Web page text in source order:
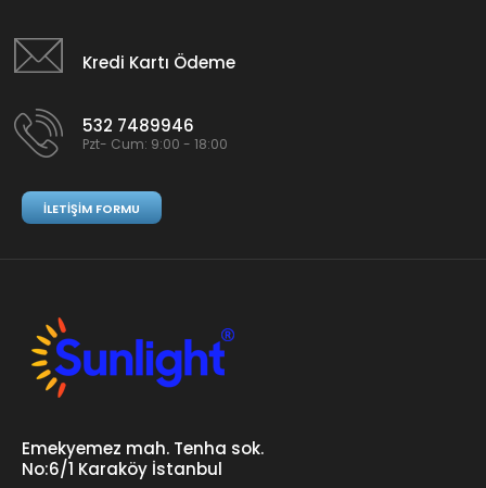
Kredi Kartı Ödeme
532 7489946
Pzt- Cum: 9:00 - 18:00
İLETIŞIM FORMU
Emekyemez mah. Tenha sok.
No:6/1 Karaköy İstanbul